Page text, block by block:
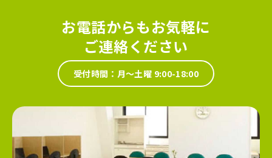
お電話からもお気軽に
ご連絡ください
受付時間：月～土曜 9:00-18:00